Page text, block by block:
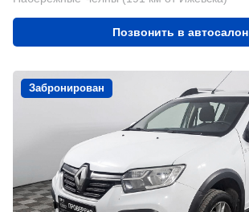
Позвонить в автосалон
Забронирован